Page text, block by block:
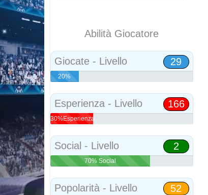
Abilità Giocatore
Giocate - Livello 29
20%
Esperienza - Livello 166
30%Esperienza
Social - Livello 2
70% Social
Popolarità - Livello 52